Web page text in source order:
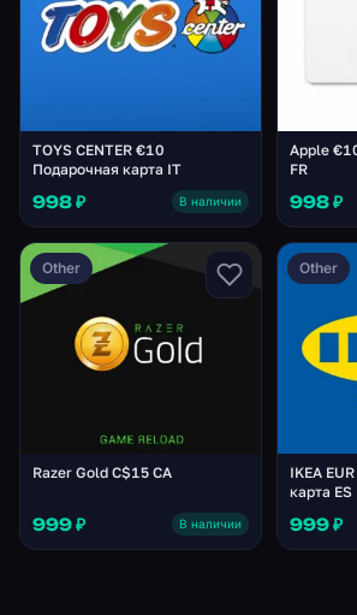
TOYS CENTER €10
Подарочная карта IT
998 ₽ В наличии
Apple
FR
998 ₽
Other
Razer Gold C$15 CA
999 ₽ В наличии
Other
IKEA
карта ES
999 ₽